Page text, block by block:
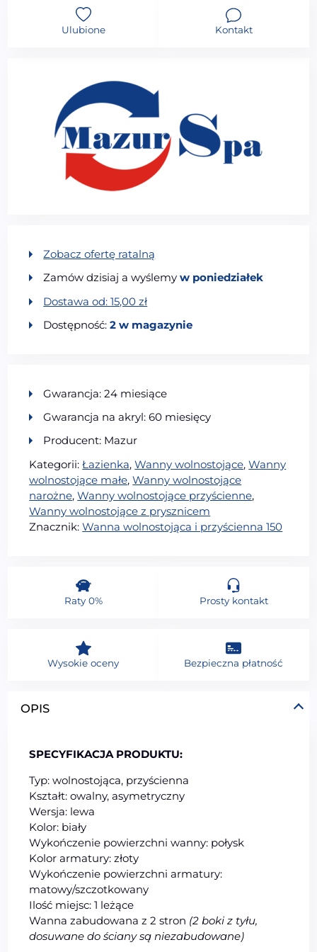
OPIS
SPECYFIKACJA PRODUKTU:
Typ: wolnostojąca, przyścienna
Kształt: owalny, asymetryczny
Wersja: lewa
Kolor: biały
Wykończenie powierzchni wanny: połysk
Kolor armatury: złoty
Wykończenie powierzchni armatury:
matowy/szczotkowany
Ilość miejsc: 1 leżące
Wanna zabudowana z 2 stron (2 boki z tyłu,
dosuwane do ściany są niezabudowane)
Ulubione Kontakt
Zobacz ofertę ratalną
Zamów dzisiaj a wyślemyw poniedziałek
Dostawa od:15,00zł
Dostępność:2 w magazynie
Gwarancja: 24 miesiące
Gwarancja na akryl: 60 miesięcy
Producent: Mazur
Kategorii:Łazienka,Wanny wolnostojące,Wanny
wolnostojące małe,Wanny wolnostojące
narożne,Wanny wolnostojące przyścienne,
Wanny wolnostojące z prysznicem
Znacznik:Wanna wolnostojąca i przyścienna 150
Raty 0% Prosty kontakt
Wysokie oceny Bezpieczna płatność